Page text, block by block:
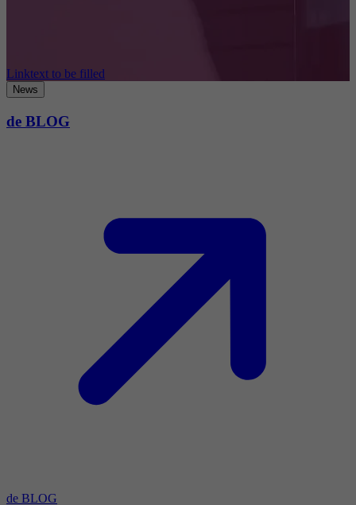
Linktext to be filled
News
de BLOG
de BLOG